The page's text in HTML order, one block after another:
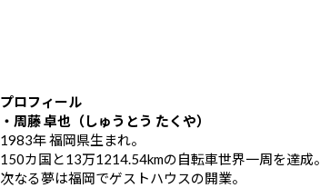
プロフィール
・周藤 卓也（しゅうとう たくや）
1983年 福岡県生まれ。
150カ国と13万1214.54kmの自転車世界一周を達成。
次なる夢は福岡でゲストハウスの開業。